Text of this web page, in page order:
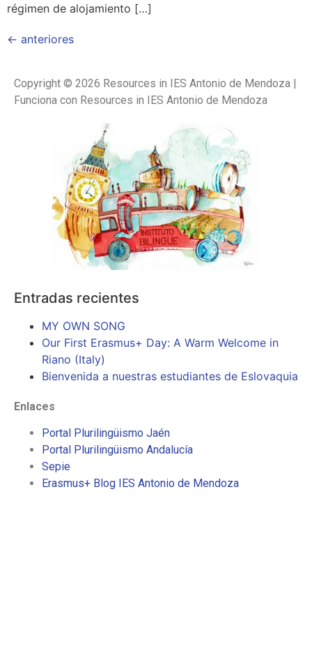
régimen de alojamiento […]
← anteriores
Copyright © 2026 Resources in IES Antonio de Mendoza |
Funciona con Resources in IES Antonio de Mendoza
Entradas recientes
MY OWN SONG
Our First Erasmus+ Day: A Warm Welcome in
Riano (Italy)
Bienvenida a nuestras estudiantes de Eslovaquia
Enlaces
Portal Plurilingüismo Jaén
Portal Plurilingüismo Andalucía
Sepie
Erasmus+ Blog IES Antonio de Mendoza